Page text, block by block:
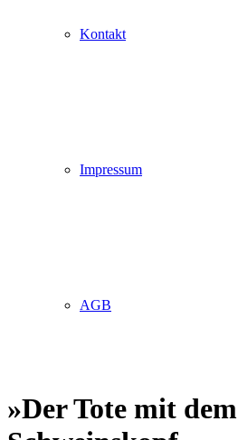
Kontakt
Impressum
AGB
»Der Tote mit dem